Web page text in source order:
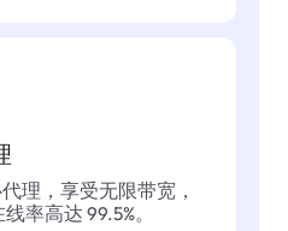
理，享受无限带宽，
率高达 99.5%。